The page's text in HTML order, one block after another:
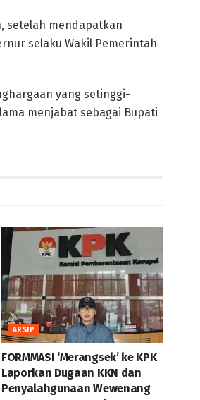
setelah mendapatkan
selaku Wakil Pemerintah
yang setinggi-
menjabat sebagai Bupati
ARSIP
FORMMASI ‘Merangsek’ ke KPK
Laporkan Dugaan KKN dan
Penyalahgunaan Wewenang